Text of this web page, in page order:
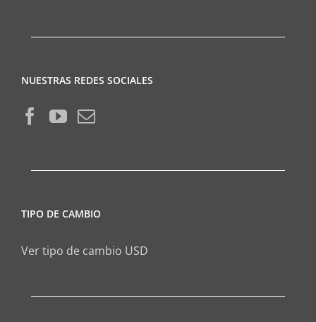
NUESTRAS REDES SOCIALES
TIPO DE CAMBIO
Ver tipo de cambio USD